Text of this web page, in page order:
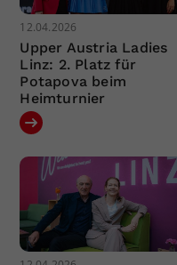
12.04.2026
Upper Austria Ladies
Linz: 2. Platz für
Potapova beim
Heimturnier